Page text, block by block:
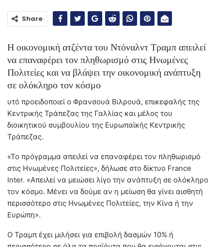
Share
Η οικονομική ατζέντα του Ντόναλντ Τραμπ απειλεί
να επαναφέρει τον πληθωρισμό στις Ηνωμένες
Πολιτείες και να βλάψει την οικονομική ανάπτυξη
σε ολόκληρο τον κόσμο
υτό προειδοποιεί ο Φρανσουά Βιλρουά, επικεφαλής της
Κεντρικής Τράπεζας της Γαλλίας και μέλος του
διοικητικού συμβουλίου της Ευρωπαϊκής Κεντρικής
Τράπεζας.
«Το πρόγραμμα απειλεί να επαναφέρει τον πληθωρισμό
στις Ηνωμένες Πολιτείες», δήλωσε στο δίκτυο France
Inter. «Απειλεί να μειώσει λίγο την ανάπτυξη σε ολόκληρο
τον κόσμο. Μένει να δούμε αν η μείωση θα γίνει αισθητή
περισσότερο στις Ηνωμένες Πολιτείες, την Κίνα ή την
Ευρώπη».
Ο Τραμπ έχει μιλήσει για επιβολή δασμών 10% ή